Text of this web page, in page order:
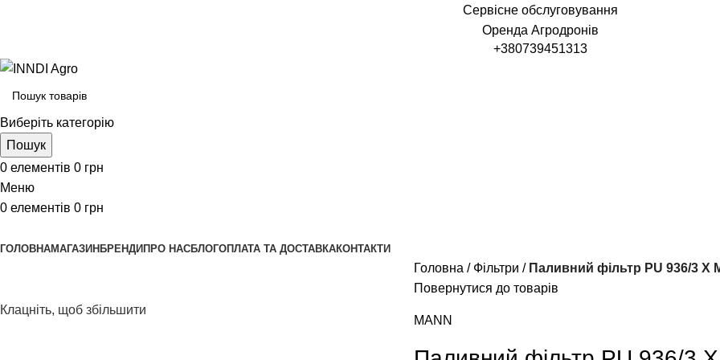
Сервісне обслуговування
Оренда Агродронів
+380739451313
Виберіть категорію
Пошук
0 елементів 0 грн
Меню
0 елементів 0 грн
ГОЛОВНАМАГАЗИН БРЕНДИ ПРО НАСБЛОГОПЛАТА ТА ДОСТАВКАКОНТАКТИ
Клацніть, щоб збільшити
Головна Фільтри
Паливний фільтр PU 936/3 X
Повернутися до товарів
MANN